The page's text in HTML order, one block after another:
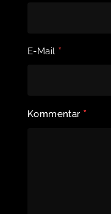
E-Mail *
Kommentar *